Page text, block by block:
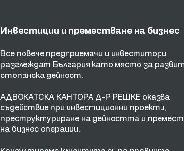
Инвестиции и преместване на бизнес
Все повече предприемачи и инвеститори
разглеждат България като място за
стопанска дейност.
АДВОКАТСКА КАНТОРА Д-Р РЕШКЕ оказва
съдействие при инвестиционни проекти,
преструктуриране на дейността и
на бизнес операции.